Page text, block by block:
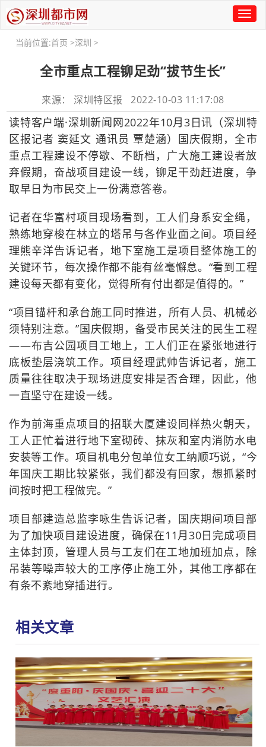
Toggle
当前位置:首页 >深圳 >
全市重点工程铆足劲“拔节生长”
来源： 深圳特区报 2022-10-03 11:17:08
读特客户端·深圳新闻网2022年10月3日讯（深圳特
区报记者 窦延文 通讯员 覃楚涵）国庆假期，全市
重点工程建设不停歇、不断档，广大施工建设者放
弃假期，奋战项目建设一线，铆足干劲赶进度，争
取早日为市民交上一份满意答卷。
记者在华富村项目现场看到，工人们身系安全绳，
熟练地穿梭在林立的塔吊与各作业面之间。项目经
理熊辛洋告诉记者，地下室施工是项目整体施工的
关键环节，每次操作都不能有丝毫懈怠。“看到工程
建设每天都有变化，觉得所有付出都是值得的。”
“项目锚杆和承台施工同时推进，所有人员、机械必
须特别注意。”国庆假期，备受市民关注的民生工程
——布吉公园项目工地上，工人们正在紧张地进行
底板垫层浇筑工作。项目经理武帅告诉记者，施工
质量往往取决于现场进度安排是否合理，因此，他
一直坚守在建设一线。
作为前海重点项目的招联大厦建设同样热火朝天，
工人正忙着进行地下室砌砖、抹灰和室内消防水电
安装等工作。项目机电分包单位女工纳顺巧说，“今
年国庆工期比较紧张，我们都没有回家，想抓紧时
间按时把工程做完。”
项目部建造总监李咏生告诉记者，国庆期间项目部
为了加快项目建设进度，确保在11月30日完成项目
主体封顶，管理人员与工友们在工地加班加点，除
吊装等噪声较大的工序停止施工外，其他工序都在
有条不紊地穿插进行。
相关文章